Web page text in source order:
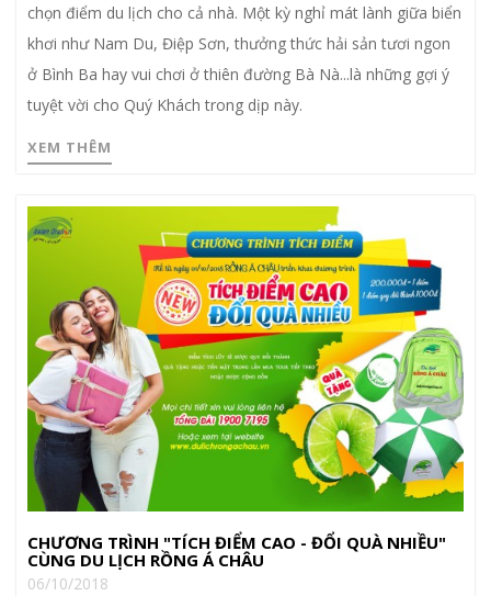
chọn điểm du lịch cho cả nhà. Một kỳ nghỉ mát lành giữa biển
khơi như Nam Du, Điệp Sơn, thưởng thức hải sản tươi ngon
ở Bình Ba hay vui chơi ở thiên đường Bà Nà...là những gợi ý
tuyệt vời cho Quý Khách trong dịp này.
XEM THÊM
CHƯƠNG TRÌNH "TÍCH ĐIỂM CAO - ĐỔI QUÀ NHIỀU"
CÙNG DU LỊCH RỒNG Á CHÂU
06/10/2018